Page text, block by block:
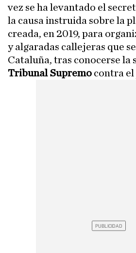
vez se ha levantado el
la causa instruida sobre la
creada, en 2019, para
y algaradas callejeras que
Cataluña, tras conocerse la
Tribunal Supremo contra el